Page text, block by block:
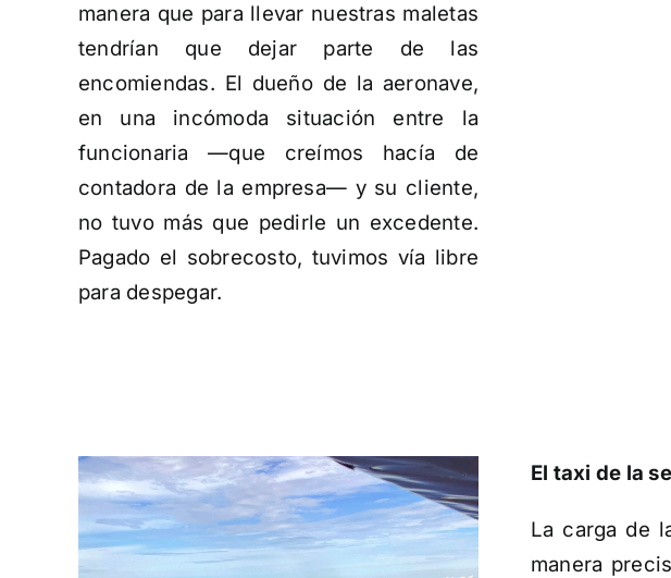
manera que para llevar nuestras maletas
tendrían que dejar parte de las
encomiendas. El dueño de la aeronave,
en una incómoda situación entre la
funcionaria —que creímos hacía de
contadora de la empresa— y su cliente,
no tuvo más que pedirle un excedente.
Pagado el sobrecosto, tuvimos vía libre
para despegar.
El taxi de la
La carga de
manera